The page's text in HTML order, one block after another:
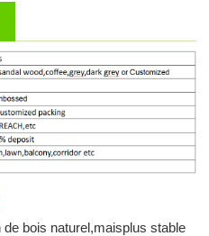
de bois naturel,maisplus stable